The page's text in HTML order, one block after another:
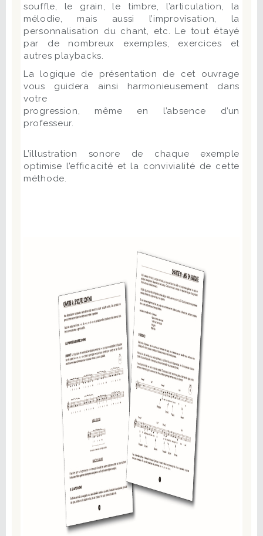
souffle, le grain, le timbre, l’articulation, la
mélodie, mais aussi l’improvisation, la
personnalisation du chant, etc. Le tout étayé
par de nombreux exemples, exercices et
autres playbacks.
La logique de présentation de cet ouvrage
vous guidera ainsi harmonieusement dans
votre
progression, même en l’absence d’un
professeur.
L’illustration sonore de chaque exemple
optimise l’efficacité et la convivialité de cette
méthode.